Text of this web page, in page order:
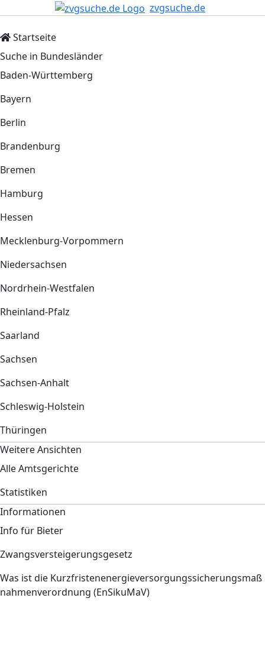
zvgsuche.de
Startseite
Suche in Bundesländer
Baden-Württemberg
Bayern
Berlin
Brandenburg
Bremen
Hamburg
Hessen
Mecklenburg-Vorpommern
Niedersachsen
Nordrhein-Westfalen
Rheinland-Pfalz
Saarland
Sachsen
Sachsen-Anhalt
Schleswig-Holstein
Thüringen
Weitere Ansichten
Alle Amtsgerichte
Statistiken
Informationen
Info für Bieter
Zwangsversteigerungsgesetz
Was ist die Kurzfristenenergieversorgungssicherungsmaß
nahmenverordnung (EnSikuMaV)